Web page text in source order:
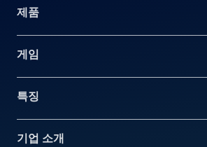
제품
게임
특징
기업 소개